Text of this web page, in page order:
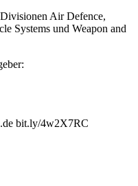
Air Defence,
Systems und Weapon and
bit.ly/4w2X7RC